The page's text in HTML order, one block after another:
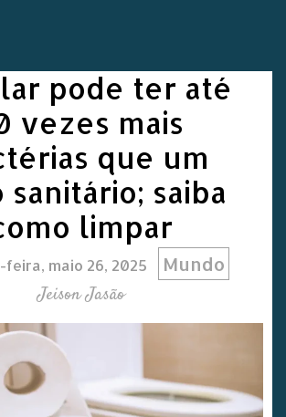
pode ter até
vezes mais
que um
sanitário; saiba
limpar
feira, maio 26, 2025 Mundo
Jeison Jasão